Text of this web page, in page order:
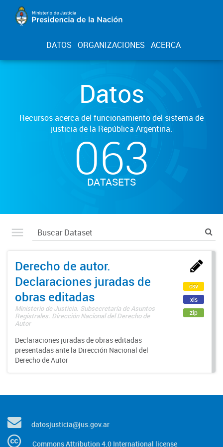
DATOS ORGANIZACIONES ACERCA
Datos
Recursos acerca del funcionamiento del sistema de
justicia de la República Argentina.
063
DATASETS
Derecho de autor.
Declaraciones juradas de
obras editadas
Ministerio de Justicia. Subsecretaría de Asuntos
Registrales. Dirección Nacional del Derecho de
Autor
Declaraciones juradas de obras editadas
presentadas ante la Dirección Nacional del
Derecho de Autor
csv
xls
zip
datosjusticia@jus.gov.ar
Commons Attribution 4.0 International license